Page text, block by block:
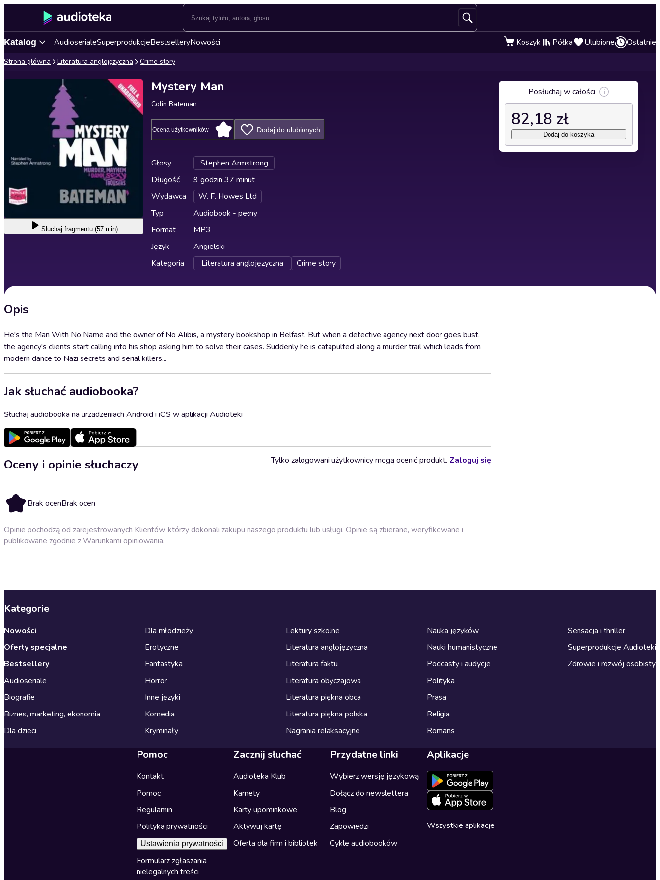
Katalog AudioserialeSuperprodukcjeBestselleryNowości Koszyk Półka Ulubione Ostatnie
Strona główna Literatura anglojęzyczna Crime story
Słuchaj fragmentu (57 min)
Mystery Man
Colin Bateman
Ocena użytkowników Dodaj do ulubionych
Głosy
Stephen Armstrong
Długość
9 godzin 37 minut
Wydawca
W. F. Howes Ltd
Typ
Audiobook - pełny
Format
MP3
Język
Angielski
Kategoria
Literatura anglojęzyczna Crime story
Opis
He's the Man With No Name and the owner of No Alibis, a mystery bookshop in Belfast. But when a detective agency next door goes bust,
the agency's clients start calling into his shop asking him to solve their cases. Suddenly he is catapulted along a murder trail which leads from
modern dance to Nazi secrets and serial killers...
Jak słuchać audiobooka?
Słuchaj audiobooka na urządzeniach Android i iOS w aplikacji Audioteki
Oceny i opinie słuchaczy
Brak ocenBrak ocen
Tylko zalogowani użytkownicy mogą ocenić produkt. Zaloguj się
Opinie pochodzą od zarejestrowanych Klientów, którzy dokonali zakupu naszego produktu lub usługi. Opinie są zbierane, weryfikowane i
publikowane zgodnie zWarunkami opiniowania.
Posłuchaj w całości
82,18 zł
Dodaj do koszyka
Kategorie
Nowości
Oferty specjalne
Bestsellery
Audioseriale
Biografie
Biznes, marketing, ekonomia
Dla dzieci
Dla młodzieży
Erotyczne
Fantastyka
Horror
Inne języki
Komedia
Kryminały
Lektury szkolne
Literatura anglojęzyczna
Literatura faktu
Literatura obyczajowa
Literatura piękna obca
Literatura piękna polska
Nagrania relaksacyjne
Nauka języków
Nauki humanistyczne
Podcasty i audycje
Polityka
Prasa
Religia
Romans
Sensacja i thriller
Superprodukcje Audioteki
Zdrowie i rozwój osobisty
Pomoc
Kontakt
Pomoc
Regulamin
Polityka prywatności
Ustawienia prywatności
Formularz zgłaszania
nielegalnych treści
Zacznij słuchać
Audioteka Klub
Karnety
Karty upominkowe
Aktywuj kartę
Oferta dla firm i bibliotek
Przydatne linki
Wybierz wersję językową
Dołącz do newslettera
Blog
Zapowiedzi
Cykle audiobooków
Aplikacje
Wszystkie aplikacje